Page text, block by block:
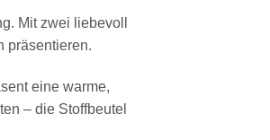
Mit zwei liebevoll
präsentieren.
eine warme,
– die Stoffbeutel